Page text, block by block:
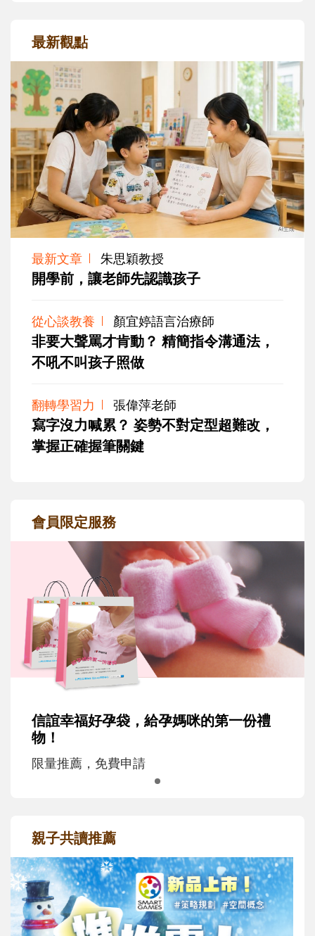
最新觀點
最新文章 朱思穎教授
開學前，讓老師先認識孩子
從心談教養 顏宜婷語言治療師
非要大聲罵才肯動？ 精簡指令溝通法，
不吼不叫孩子照做
翻轉學習力 張偉萍老師
寫字沒力喊累？ 姿勢不對定型超難改，
掌握正確握筆關鍵
會員限定服務
信誼幸福好孕袋，給孕媽咪的第一份禮
物！
限量推薦，免費申請
親子共讀推薦